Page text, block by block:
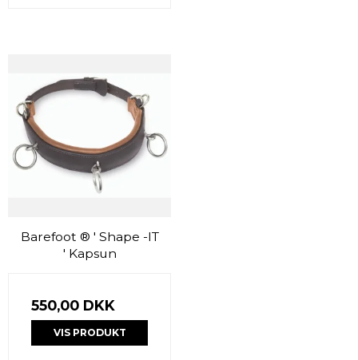
Barefoot ® ' Shape -IT
' Kapsun
550,00 DKK
VIS PRODUKT